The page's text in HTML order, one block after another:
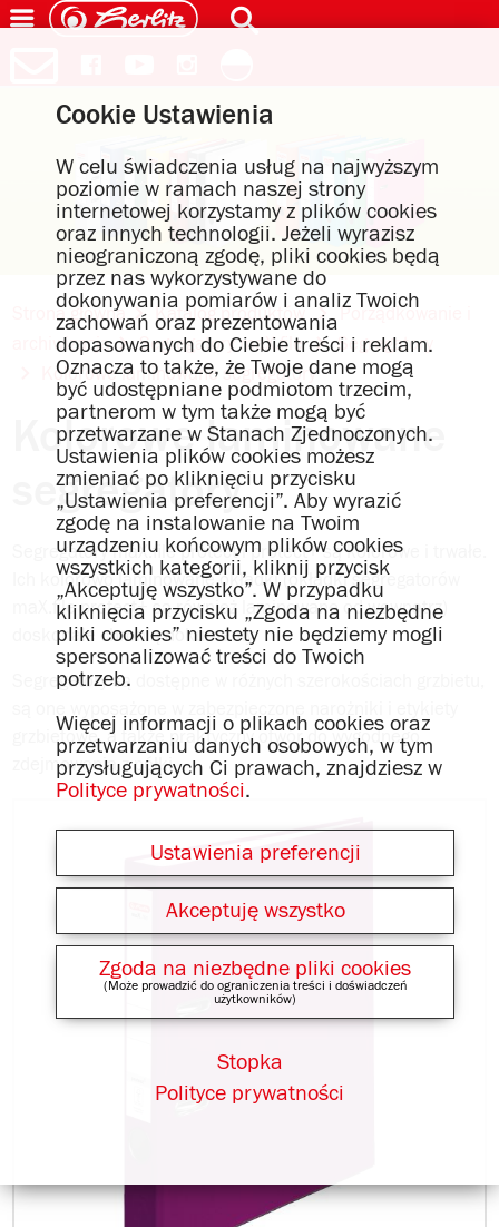
Strona główna Katalog produktów
archiwizacja
Segregatory maX.file
Segregatory
Kolorowe laminowane segregatory
Kolorowe laminowane
segregatory
Segregatory maX.file protect i protect+ są kolorowe i trwałe.
Ich kolorowo laminowane okładki (okładki segregatorów
maX.file protect+ są również laminowane od wewnątrz)
doskonale chronią dokumenty.
Segregatory są dostępne w różnych szerokościach grzbietu,
grzbietowe, a także praktyczny otwór do wygodnego
zdejmowania z półki.
Cookie Ustawienia
W celu świadczenia usług na najwyższym
poziomie w ramach naszej strony
internetowej korzystamy z plików cookies
oraz innych technologii. Jeżeli wyrazisz
nieograniczoną zgodę, pliki cookies będą
przez nas wykorzystywane do
dokonywania pomiarów i analiz Twoich
zachowań oraz prezentowania
dopasowanych do Ciebie treści i reklam.
Oznacza to także, że Twoje dane mogą
być udostępniane podmiotom trzecim,
partnerom w tym także mogą być
przetwarzane w Stanach Zjednoczonych.
Ustawienia plików cookies możesz
zmieniać po kliknięciu przycisku
„Ustawienia preferencji”. Aby wyrazić
zgodę na instalowanie na Twoim
urządzeniu końcowym plików cookies
wszystkich kategorii, kliknij przycisk
„Akceptuję wszystko”. W przypadku
kliknięcia przycisku „Zgoda na niezbędne
pliki cookies” niestety nie będziemy mogli
spersonalizować treści do Twoich
potrzeb.
Więcej informacji o plikach cookies oraz
przetwarzaniu danych osobowych, w tym
przysługujących Ci prawach, znajdziesz w
Polityce prywatności.
Ustawienia preferencji
Akceptuję wszystko
Zgoda na niezbędne pliki cookies
(Może prowadzić do ograniczenia treści i doświadczeń
użytkowników)
Polityce prywatności
Stopka